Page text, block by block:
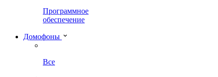
Программное
обеспечение
Домофоны
Все